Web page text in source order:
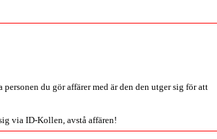
du gör affärer med är den den utger sig för att
via ID-Kollen , avstå affären!